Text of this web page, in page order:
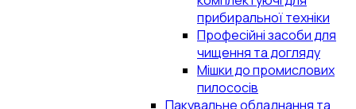
прибиральної техніки
Професійні засоби для
чищення та догляду
Мішки до промислових
пилососів
Пакувальне обладнання та